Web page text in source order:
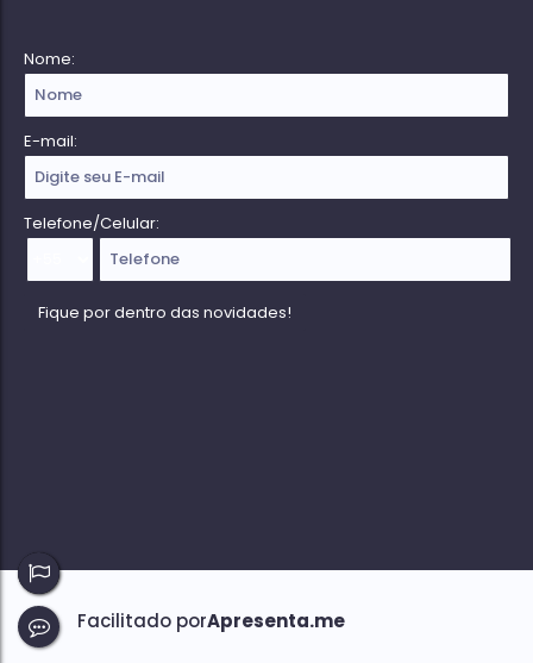
Nome:
E-mail:
Telefone/Celular: